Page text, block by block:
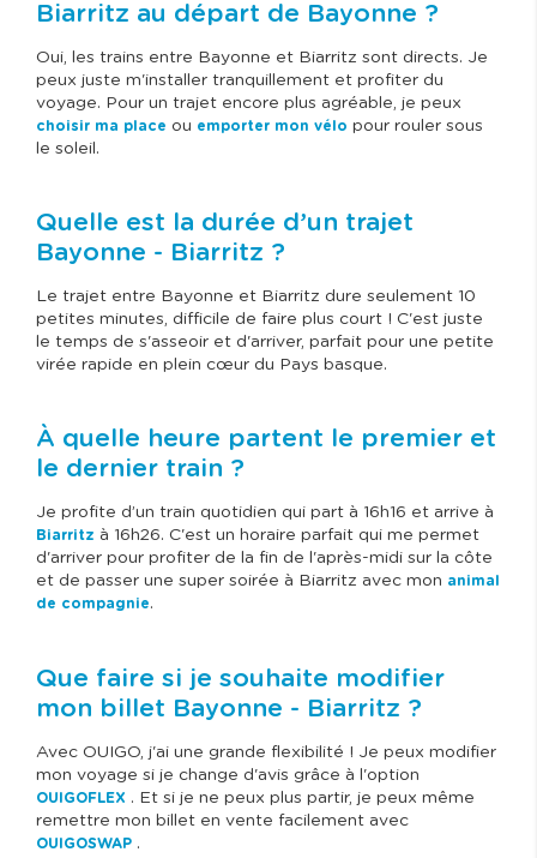
Biarritz au départ de Bayonne ?
Oui, les trains entre Bayonne et Biarritz sont directs. Je
peux juste m'installer tranquillement et profiter du
voyage. Pour un trajet encore plus agréable, je peux
choisir ma place ou emporter mon vélo pour rouler sous
le soleil.
Quelle est la durée d’un trajet
Bayonne - Biarritz ?
Le trajet entre Bayonne et Biarritz dure seulement 10
petites minutes, difficile de faire plus court ! C'est juste
le temps de s'asseoir et d'arriver, parfait pour une petite
virée rapide en plein cœur du Pays basque.
À quelle heure partent le premier et
le dernier train ?
Je profite d’un train quotidien qui part à 16h16 et arrive à
Biarritz à 16h26. C'est un horaire parfait qui me permet
d'arriver pour profiter de la fin de l'après-midi sur la côte
et de passer une super soirée à Biarritz avec mon animal
de compagnie.
Que faire si je souhaite modifier
mon billet Bayonne - Biarritz ?
Avec OUIGO, j'ai une grande flexibilité ! Je peux modifier
mon voyage si je change d'avis grâce à l'option
OUIGOFLEX . Et si je ne peux plus partir, je peux même
remettre mon billet en vente facilement avec
OUIGOSWAP .